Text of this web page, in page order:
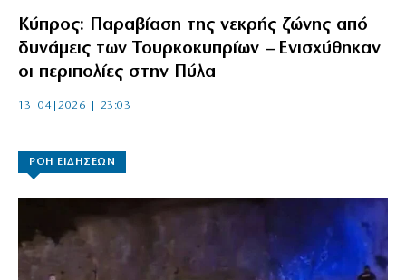
Κύπρος: Παραβίαση της νεκρής ζώνης από
δυνάμεις των Τουρκοκυπρίων – Ενισχύθηκαν
οι περιπολίες στην Πύλα
13|04|2026 | 23:03
ΡΟΗ ΕΙΔΗΣΕΩΝ